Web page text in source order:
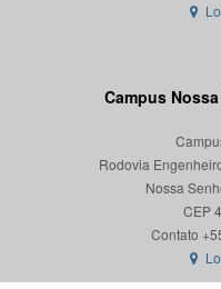
Campus
Rodovia
Nossa
CEP